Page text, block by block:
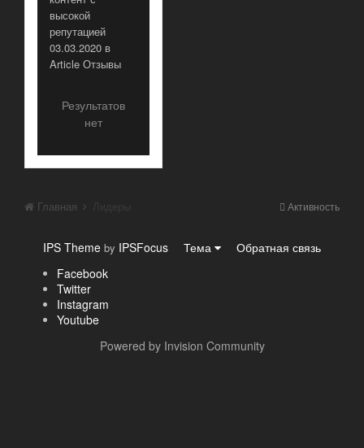
высокой
репутацией
03.03.2020 в
Article Отзывы
Результатов
нет
Активность
Главная
IPS Theme by IPSFocus Тема
Обратная связь
Facebook
Twitter
Instagram
Youtube
Powered by Invision Community